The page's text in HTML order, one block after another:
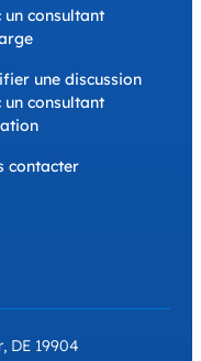
DE 19904
un consultant
une discussion
un consultant
contacter